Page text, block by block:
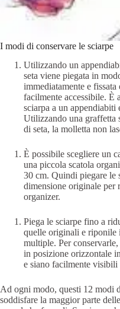
I modi di conservare le sciarpe
Utilizzando un
seta viene piegata in
immediatamente e
facilmente accessibile. È
sciarpa a un appendiabiti
Utilizzando una graffetta
di seta, la molletta non
È possibile scegliere un
una piccola scatola
30 cm. Quindi piegare le
dimensione originale per
organizer.
Piega le sciarpe fino a
quelle originali e riponile
multiple. Per
in posizione orizzontale
e siano facilmente
Ad ogni modo, questi 12 modi
soddisfare la maggior parte